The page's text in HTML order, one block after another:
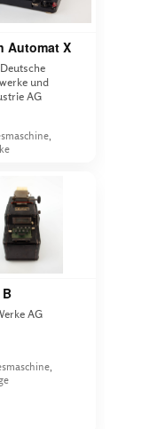
Automat X
und
AG
AG